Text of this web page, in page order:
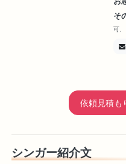
そ
可、
依頼見積も
シンガー紹介文